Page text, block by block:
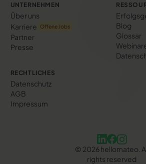
UNTERNEHMEN
Über uns
Karriere
Offene Jobs
Partner
Presse
Blog
Glossar
RECHTLICHES
Datenschutz
AGB
Impressum
© 2026 hellomateo.
rights reserved